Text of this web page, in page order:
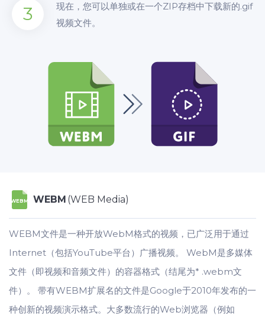
3
现在，您可以单独或在一个ZIP存档中下载新的.gif
视频文件。
WEBM WEBM (WEB Media)
WEBM文件是一种开放WebM格式的视频，已广泛用于通过
Internet（包括YouTube平台）广播视频。 WebM是多媒体
文件（即视频和音频文件）的容器格式（结尾为* .webm文
件）。 带有WEBM扩展名的文件是Google于2010年发布的一
种创新的视频演示格式。大多数流行的Web浏览器（例如